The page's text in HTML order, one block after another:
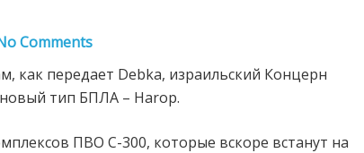
Comments
как передает Debka, израильский Концерн
тип БПЛА – Harop.
ПВО С-300, которые вскоре встанут на